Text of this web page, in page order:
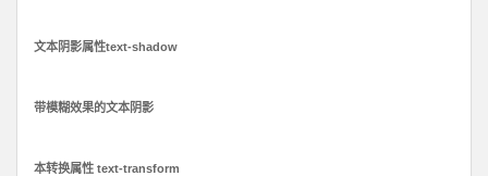
文本阴影属性text-shadow
带模糊效果的文本阴影
本转换属性 text-transform